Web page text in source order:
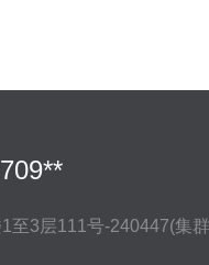
至3层111号-240447(集